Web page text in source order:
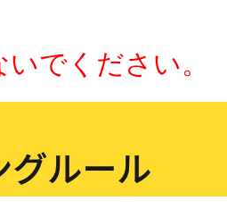
でください。